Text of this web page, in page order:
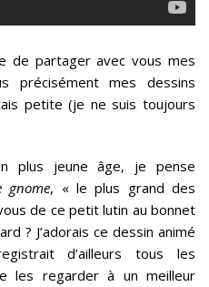
de partager avec vous mes
précisément mes dessins
petite (je ne suis toujours
plus jeune âge, je pense
gnome, « le plus grand des
de ce petit lutin au bonnet
? J’adorais ce dessin animé
d’ailleurs tous les
les regarder à un meilleur